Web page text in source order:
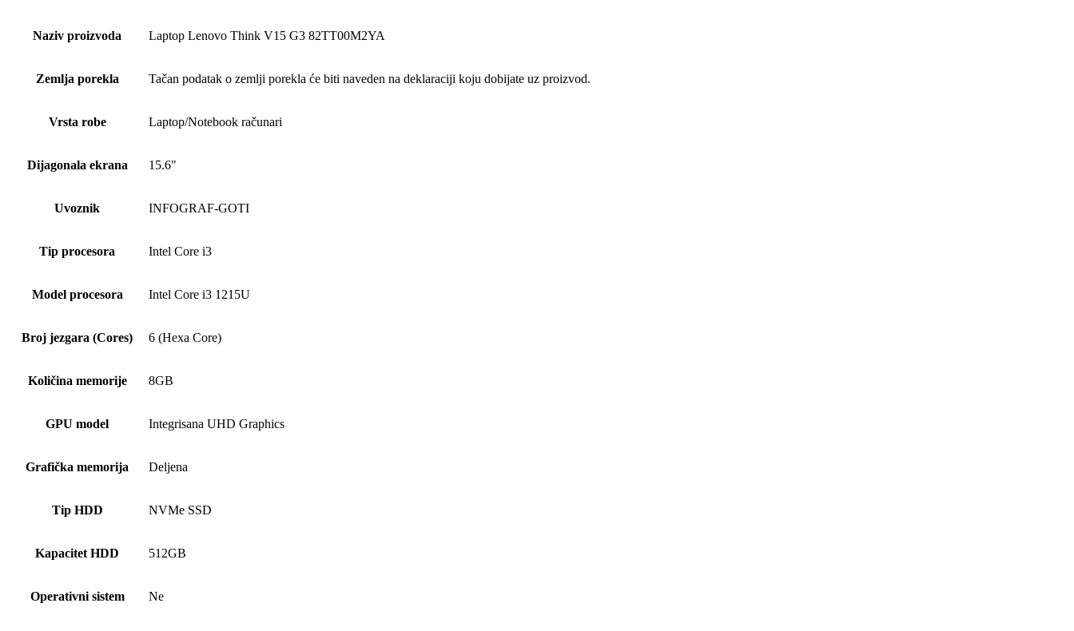
Naziv proizvoda Laptop Lenovo Think V15 G3 82TT00M2YA
Zemlja porekla Tačan podatak o zemlji porekla će biti naveden na deklaraciji koju dobijate uz proizvod.
Vrsta robe Laptop/Notebook računari
Dijagonala ekrana 15.6"
Uvoznik INFOGRAF-GOTI
Tip procesora Intel Core i3
Model procesora Intel Core i3 1215U
Broj jezgara (Cores) 6 (Hexa Core)
Količina memorije 8GB
GPU model Integrisana UHD Graphics
Grafička memorija Deljena
Tip HDD NVMe SSD
Kapacitet HDD 512GB
Operativni sistem Ne